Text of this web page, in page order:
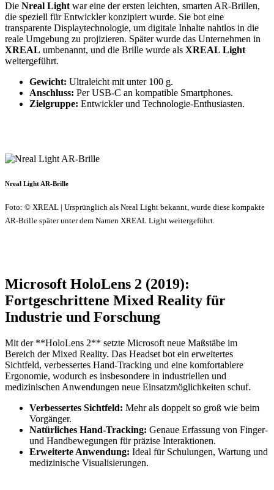
Die Nreal Light war eine der ersten leichten, smarten AR-Brillen,
die speziell für Entwickler konzipiert wurde. Sie bot eine
transparente Displaytechnologie, um digitale Inhalte nahtlos in die
reale Umgebung zu projizieren. Später wurde das Unternehmen in
XREAL umbenannt, und die Brille wurde als XREAL Light
weitergeführt.
Gewicht: Ultraleicht mit unter 100 g.
Anschluss: Per USB-C an kompatible Smartphones.
Zielgruppe: Entwickler und Technologie-Enthusiasten.
Nreal Light AR-Brille
Foto: © XREAL | Ursprünglich als Nreal Light bekannt, wurde diese kompakte
AR-Brille später unter dem Namen XREAL Light weitergeführt.
Microsoft HoloLens 2 (2019):
Fortgeschrittene Mixed Reality für
Industrie und Forschung
Mit der **HoloLens 2** setzte Microsoft neue Maßstäbe im
Bereich der Mixed Reality. Das Headset bot ein erweitertes
Sichtfeld, verbessertes Hand-Tracking und eine komfortablere
Ergonomie, wodurch es insbesondere in industriellen und
medizinischen Anwendungen neue Einsatzmöglichkeiten schuf.
Verbessertes Sichtfeld: Mehr als doppelt so groß wie beim
Vorgänger.
Natürliches Hand-Tracking: Genaue Erfassung von Finger-
und Handbewegungen für präzise Interaktionen.
Erweiterte Anwendung: Ideal für Schulungen, Wartung und
medizinische Visualisierungen.